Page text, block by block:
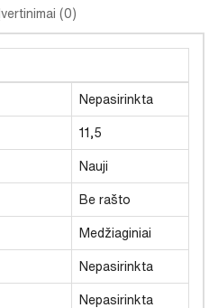
Įvertinimai (0)
Nepasirinkta
11,5
Nauji
Be rašto
Medžiaginiai
Nepasirinkta
Nepasirinkta